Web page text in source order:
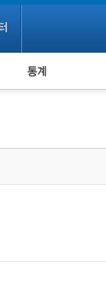
누적 피해사례 통계